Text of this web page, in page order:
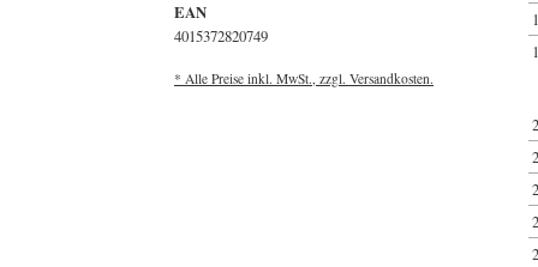
EAN
4015372820749
* Alle Preise inkl. MwSt., zzgl. Versandkosten.